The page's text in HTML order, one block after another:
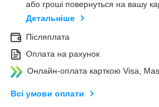
або гроші повернуться на вашу
Детальніше
Післяплата
Оплата на рахунок
Онлайн-оплата карткою Visa,
Всі умови оплати